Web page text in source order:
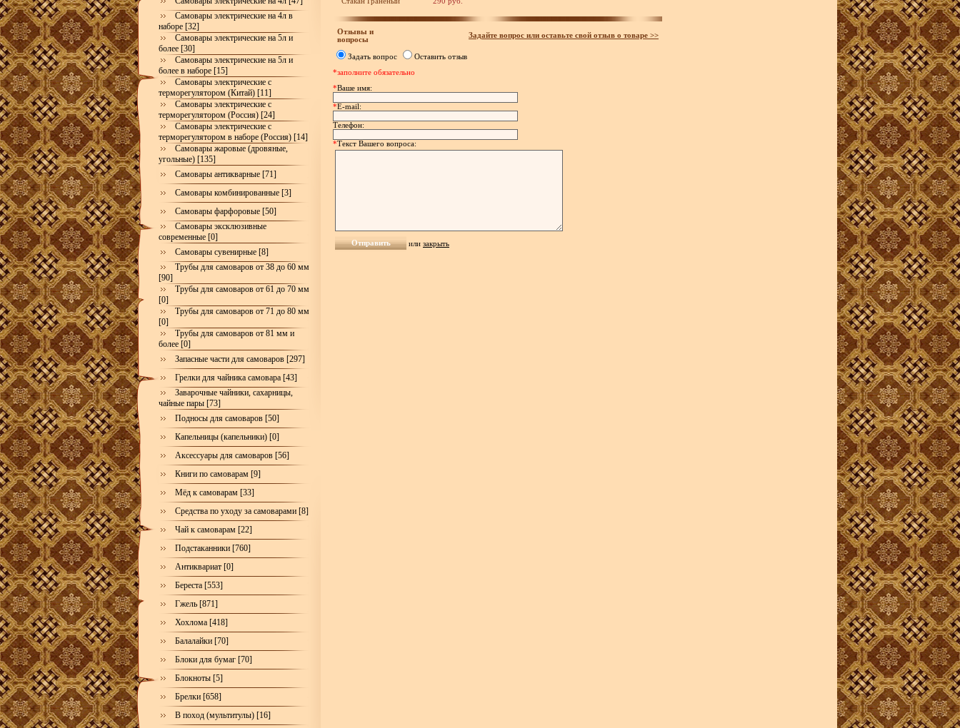
Самовары электрические на 4л в
наборе [32]
Самовары электрические на 5л и
более [30]
Самовары электрические на 5л и
более в наборе [15]
Самовары электрические с
терморегулятором (Китай) [11]
Самовары электрические с
терморегулятором (Россия) [24]
Самовары электрические с
терморегулятором в наборе (Россия) [14]
Самовары жаровые (дровяные,
угольные) [135]
Самовары антикварные [71]
Самовары комбинированные [3]
Самовары фарфоровые [50]
Самовары эксклюзивные
современные [0]
Самовары сувенирные [8]
Трубы для самоваров от 38 до 60 мм
[90]
Трубы для самоваров от 61 до 70 мм
[0]
Трубы для самоваров от 71 до 80 мм
[0]
Трубы для самоваров от 81 мм и
более [0]
Запасные части для самоваров [297]
Грелки для чайника самовара [43]
Заварочные чайники, сахарницы,
чайные пары [73]
Подносы для самоваров [50]
Капельницы (капельники) [0]
Аксессуары для самоваров [56]
Книги по самоварам [9]
Мёд к самоварам [33]
Средства по уходу за самоварами [8]
Чай к самоварам [22]
Подстаканники [760]
Антиквариат [0]
Береста [553]
Гжель [871]
Хохлома [418]
Балалайки [70]
Блоки для бумаг [70]
Блокноты [5]
Брелки [658]
В поход (мультитулы) [16]
Отзывы и
вопросы
Задайте вопрос или оставьте свой отзыв о товаре >>
Задать вопрос
Оставить отзыв
*заполните обязательно
*Ваше имя:
*E-mail:
Телефон:
*Текст Вашего вопроса:
или закрыть